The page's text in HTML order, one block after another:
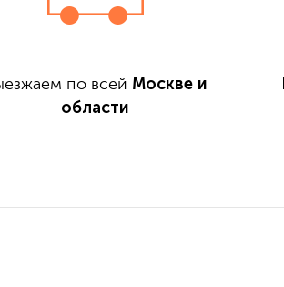
по всей Москве и
области